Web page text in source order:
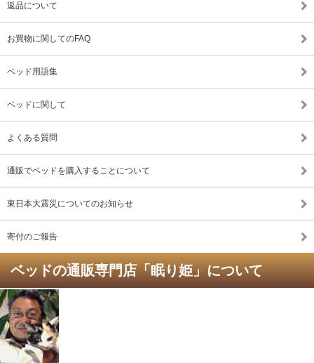
返品について
お買物に関してのFAQ
ベッド用語集
ベッドに関して
よくある質問
通販でベッドを購入することについて
東日本大震災についてのお知らせ
寄付のご報告
ベッドの通販専門店「眠り姫」について